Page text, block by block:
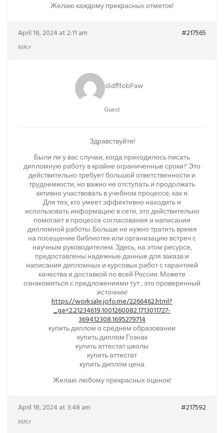
Желаю каждому прекрасных отметок!
April 18, 2024 at 2:11 am #217565
REPLY
sSdfffobPaw
Guest
Здравствуйте!
Были ли у вас случаи, когда приходилось писать
дипломную работу в крайне ограниченные сроки? Это
действительно требует большой ответственности и
трудоемкости, но важно не отступать и продолжать
активно участвовать в учебном процессе, как я.
Для тех, кто умеет эффективно находить и
использовать информацию в сети, это действительно
помогает в процессе согласования и написания
дипломной работы. Больше не нужно тратить время
на посещение библиотек или организацию встреч с
научным руководителем. Здесь, на этом ресурсе,
предоставлены надежные данные для заказа и
написания дипломных и курсовых работ с гарантией
качества и доставкой по всей России. Можете
ознакомиться с предложениями тут , это проверенный
источник!
https://worksale.jofo.me/2266462.html?
_ga=2.21234619.1001260082.1713011727-
369412308.1695279714
купить диплом о среднем образовании
купить диплом Гознак
купить аттестат школы
купить аттестат
купить диплом цена
Желаю любому прекрасных оценок!
April 18, 2024 at 3:48 am #217592
REPLY